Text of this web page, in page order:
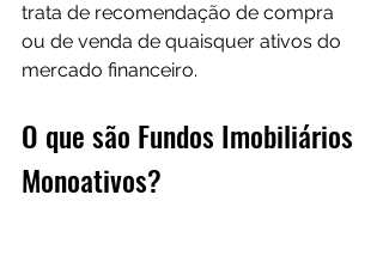
trata de recomendação de compra
ou de venda de quaisquer ativos do
mercado financeiro.
O que são Fundos Imobiliários
Monoativos?